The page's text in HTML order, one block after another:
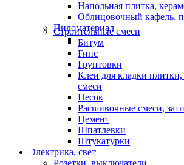
Напольная плитка,
Облицовочный кафель,
Пиломатериал
Строительные смеси
Битум
Гипс
Грунтовки
Клеи для кладки
смеси
Песок
Расшивочные смеси,
Цемент
Шпатлевки
Штукатурки
Электрика, свет
Розетки, выключатели